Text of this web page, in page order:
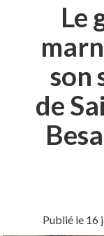
Le
son
de
Publié le 16